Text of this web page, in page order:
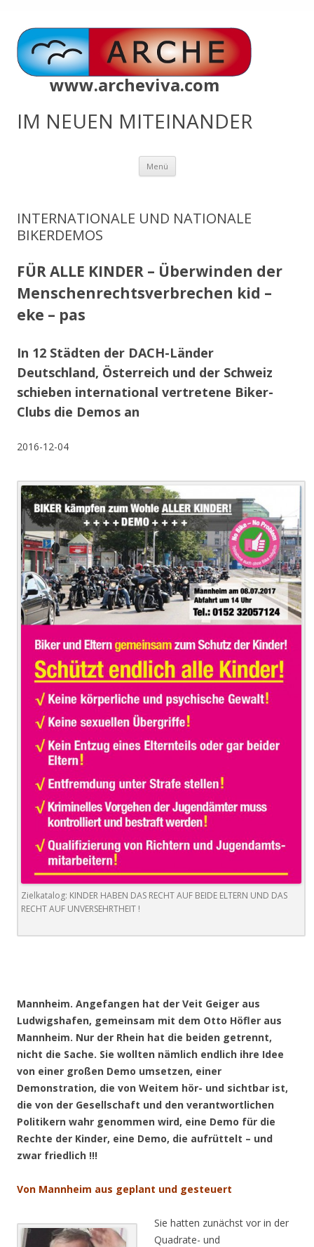
www.archeviva.com
IM NEUEN MITEINANDER
Menü Zum
springen
INTERNATIONALE UND NATIONALE
BIKERDEMOS
FÜR ALLE KINDER – Überwinden der
Menschenrechtsverbrechen kid –
eke – pas
In 12 Städten der DACH-Länder
Deutschland, Österreich und der Schweiz
schieben international vertretene Biker-
Clubs die Demos an
2016-12-04
Zielkatalog: KINDER HABEN DAS RECHT AUF BEIDE ELTERN UND DAS
RECHT AUF UNVERSEHRTHEIT !
Mannheim. Angefangen hat der Veit Geiger aus
Ludwigshafen, gemeinsam mit dem Otto Höfler aus
Mannheim. Nur der Rhein hat die beiden getrennt,
nicht die Sache. Sie wollten nämlich endlich ihre Idee
von einer großen Demo umsetzen, einer
Demonstration, die von Weitem hör- und sichtbar ist,
die von der Gesellschaft und den verantwortlichen
Politikern wahr genommen wird, eine Demo für die
Rechte der Kinder, eine Demo, die aufrüttelt – und
zwar friedlich !!!
Von Mannheim aus geplant und gesteuert
Sie hatten zunächst vor in der
Quadrate- und